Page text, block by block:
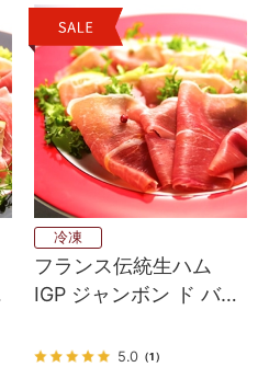
冷凍
フランス伝統生ハム
IGP ジャンボン ド バイ
5.0（1）